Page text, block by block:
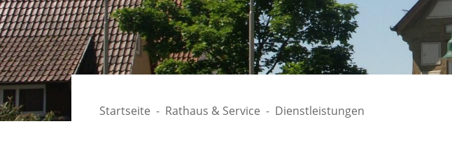
Startseite Rathaus & Service Dienstleistungen